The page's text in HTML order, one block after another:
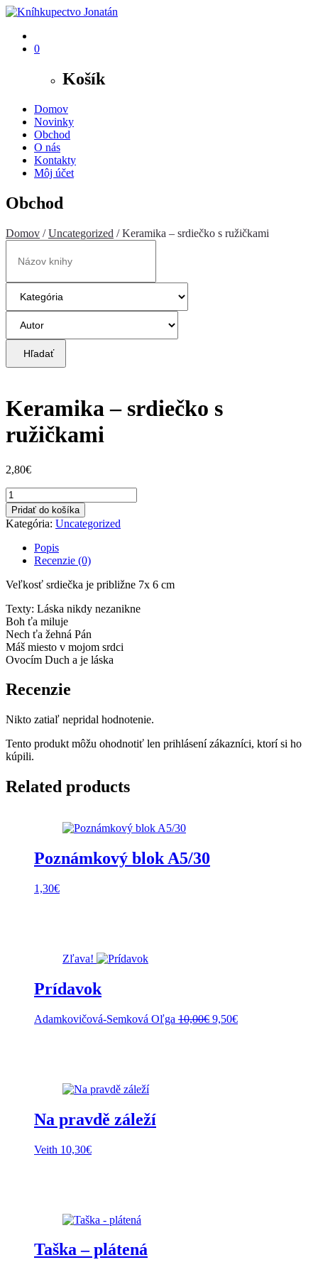
0
Košík
Domov
Novinky
Obchod
O nás
Kontakty
Môj účet
Obchod
Domov /Uncategorized / Keramika – srdiečko s ružičkami
Hľadať
Keramika – srdiečko s
ružičkami
2,80€
množstvo
Keramika
-
srdiečko
ružičkami
Pridať do košíka
Kategória: Uncategorized
Popis
Recenzie (0)
Veľkosť srdiečka je približne 7x 6 cm
Texty: Láska nikdy nezanikne
Boh ťa miluje
Nech ťa žehná Pán
Máš miesto v mojom srdci
Ovocím Duch a je láska
Recenzie
Nikto zatiaľ nepridal hodnotenie.
Tento produkt môžu ohodnotiť len prihlásení zákazníci, ktorí si ho
kúpili.
Related products
Poznámkový blok A5/30
1,30€
Zľava!
Prídavok
Adamkovičová-Semková Oľga 10,00€ Pôvodná
9,50€Aktuálna
Na pravdě záleží
Veith 10,30€
Taška – plátená